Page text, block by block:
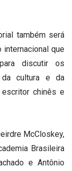
também será
internacional que
discutir os
da cultura e da
escritor chinês e
McCloskey,
Brasileira
e Antônio